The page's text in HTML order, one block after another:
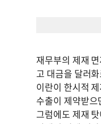
재무부의 제재
고 대금을 달러
이란이 한시적
수출이 제약받
그럼에도 제재